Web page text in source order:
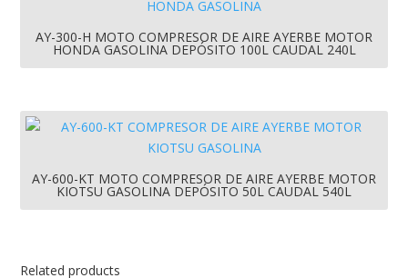
AY-300-H MOTO COMPRESOR DE AIRE AYERBE MOTOR
HONDA GASOLINA DEPÓSITO 100L CAUDAL 240L
AY-600-KT MOTO COMPRESOR DE AIRE AYERBE MOTOR
KIOTSU GASOLINA DEPÓSITO 50L CAUDAL 540L
Related products